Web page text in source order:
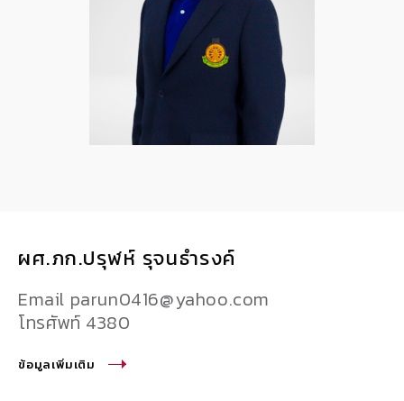
ผศ.ภก.ปรุฬห์ รุจนธำรงค์
Email parun0416@yahoo.com
โทรศัพท์ 4380
ข้อมูลเพิ่มเติม